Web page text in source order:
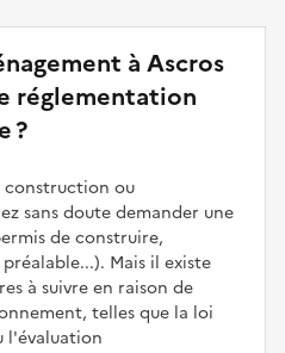
à Ascros
réglementation
?
construction ou
sans doute demander une
de construire,
Mais il existe
à suivre en raison de
telles que la loi
l'évaluation